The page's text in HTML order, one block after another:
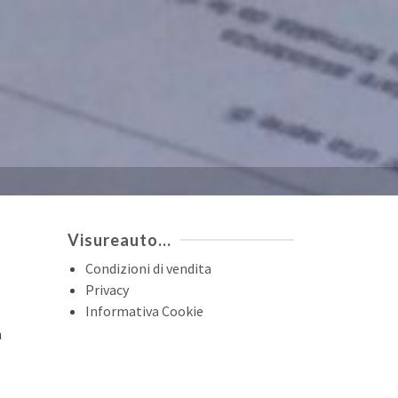
Visureauto…
Condizioni di vendita
Privacy
Informativa Cookie